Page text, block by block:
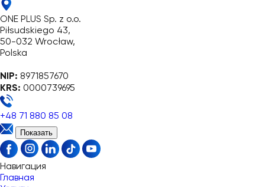
ONE PLUS Sp. z o.o.
Piłsudskiego 43,
50-032 Wrocław,
Polska
NIP: 8971857670
KRS: 0000739695
+48 71 880 85 08
Показать
Навигация
Главная